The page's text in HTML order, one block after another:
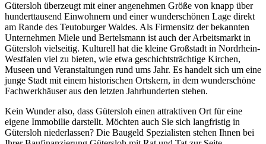
Gütersloh überzeugt mit einer angenehmen Größe von knapp über
hunderttausend Einwohnern und einer wunderschönen Lage direkt
am Rande des Teutoburger Waldes. Als Firmensitz der bekannten
Unternehmen Miele und Bertelsmann ist auch der Arbeitsmarkt in
Gütersloh vielseitig. Kulturell hat die kleine Großstadt in Nordrhein-
Westfalen viel zu bieten, wie etwa geschichtsträchtige Kirchen,
Museen und Veranstaltungen rund ums Jahr. Es handelt sich um eine
junge Stadt mit einem historischen Ortskern, in dem wunderschöne
Fachwerkhäuser aus den letzten Jahrhunderten stehen.
Kein Wunder also, dass Gütersloh einen attraktiven Ort für eine
eigene Immobilie darstellt. Möchten auch Sie sich langfristig in
Gütersloh niederlassen? Die Baugeld Spezialisten stehen Ihnen bei